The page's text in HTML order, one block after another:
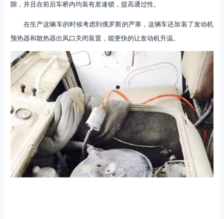
隙，并且在前后车桥内均装有差速锁，提高通过性。
在生产这辆车的时候考虑到俄罗斯的严寒，这辆车还加装了发动机
预热器和散热器出风口关闭装置，能更快的让发动机升温。